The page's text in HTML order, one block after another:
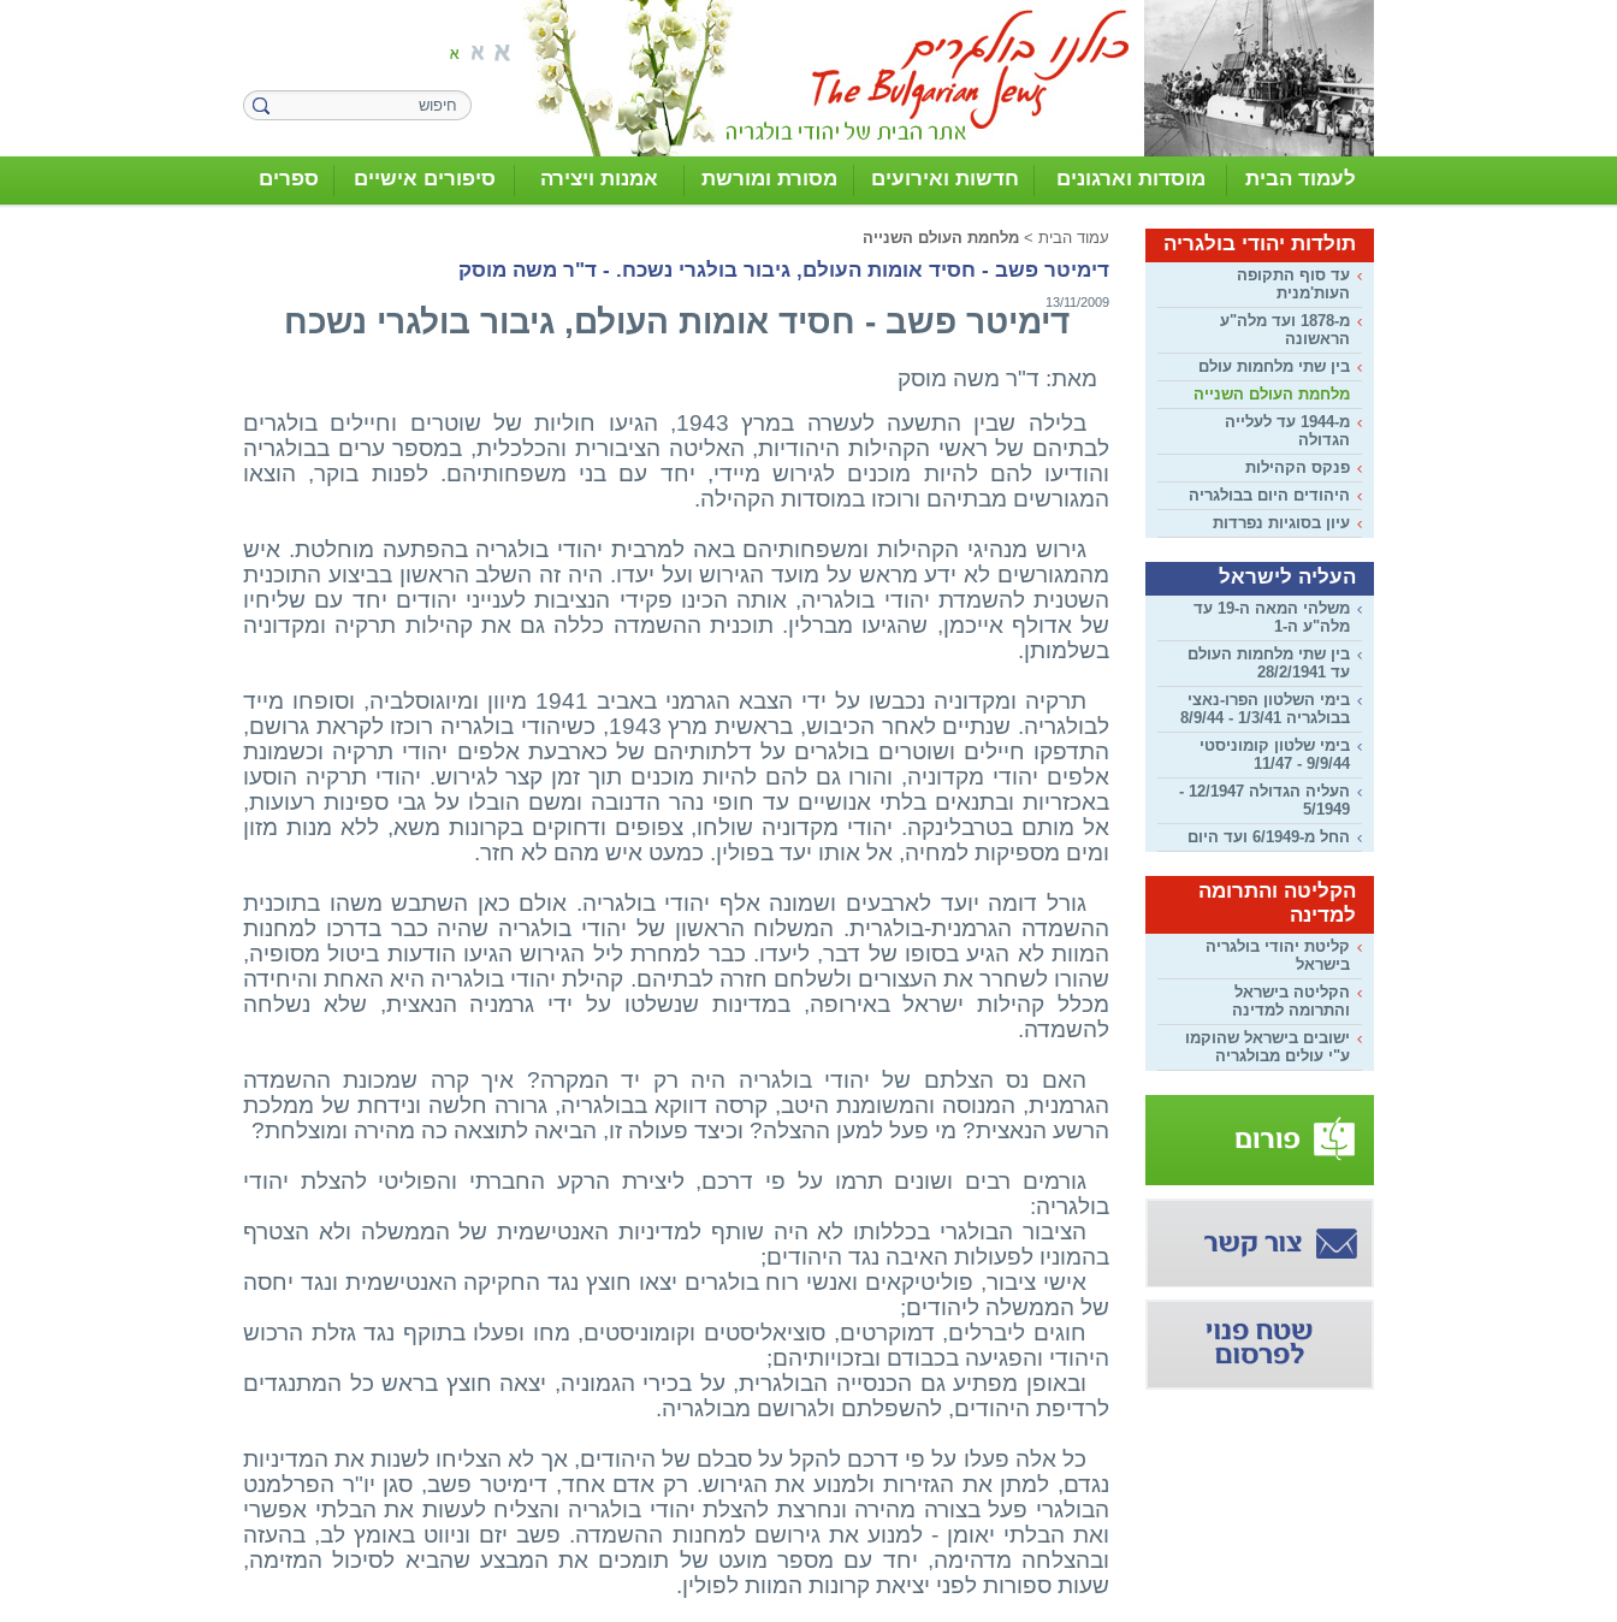
לעמוד הבית מוסדות וארגונים חדשות ואירועים מסורת ומורשת אמנות ויצירה סיפורים אישיים ספרים
תולדות יהודי בולגריה
עד סוף התקופה
העות'מנית
מ-1878 ועד מלה"ע
הראשונה
בין שתי מלחמות עולם
מלחמת העולם השנייה
מ-1944 עד לעלייה
הגדולה
פנקס הקהילות
היהודים היום בבולגריה
עיון בסוגיות נפרדות
העליה לישראל
משלהי המאה ה-19 עד
מלה"ע ה-1
בין שתי מלחמות העולם
עד 28/2/1941
בימי השלטון הפרו-נאצי
בבולגריה 1/3/41 - 8/9/44
בימי שלטון קומוניסטי
9/9/44 - 11/47
העליה הגדולה 12/1947 -
5/1949
החל מ-6/1949 ועד היום
הקליטה והתרומה
למדינה
קליטת יהודי בולגריה
בישראל
הקליטה בישראל
והתרומה למדינה
ישובים בישראל שהוקמו
ע"י עולים מבולגריה
עמוד הבית > מלחמת העולם השנייה
דימיטר פשב - חסיד אומות העולם, גיבור בולגרי נשכח. - ד"ר משה מוסק
13/11/2009
דימיטר פשב - חסיד אומות העולם, גיבור בולגרי נשכח
מאת: ד"ר משה מוסק
בלילה שבין התשעה לעשרה במרץ 1943, הגיעו חוליות של שוטרים וחיילים בולגרים
לבתיהם של ראשי הקהילות היהודיות, האליטה הציבורית והכלכלית, במספר ערים בבולגריה
והודיעו להם להיות מוכנים לגירוש מיידי, יחד עם בני משפחותיהם. לפנות בוקר, הוצאו
המגורשים מבתיהם ורוכזו במוסדות הקהילה.
גירוש מנהיגי הקהילות ומשפחותיהם באה למרבית יהודי בולגריה בהפתעה מוחלטת. איש
מהמגורשים לא ידע מראש על מועד הגירוש ועל יעדו. היה זה השלב הראשון בביצוע התוכנית
השטנית להשמדת יהודי בולגריה, אותה הכינו פקידי הנציבות לענייני יהודים יחד עם שליחיו
של אדולף אייכמן, שהגיעו מברלין. תוכנית ההשמדה כללה גם את קהילות תרקיה ומקדוניה
בשלמותן.
תרקיה ומקדוניה נכבשו על ידי הצבא הגרמני באביב 1941 מיוון ומיוגוסלביה, וסופחו מייד
לבולגריה. שנתיים לאחר הכיבוש, בראשית מרץ 1943, כשיהודי בולגריה רוכזו לקראת גרושם,
התדפקו חיילים ושוטרים בולגרים על דלתותיהם של כארבעת אלפים יהודי תרקיה וכשמונת
אלפים יהודי מקדוניה, והורו גם להם להיות מוכנים תוך זמן קצר לגירוש. יהודי תרקיה הוסעו
באכזריות ובתנאים בלתי אנושיים עד חופי נהר הדנובה ומשם הובלו על גבי ספינות רעועות,
אל מותם בטרבלינקה. יהודי מקדוניה שולחו, צפופים ודחוקים בקרונות משא, ללא מנות מזון
ומים מספיקות למחיה, אל אותו יעד בפולין. כמעט איש מהם לא חזר.
גורל דומה יועד לארבעים ושמונה אלף יהודי בולגריה. אולם כאן השתבש משהו בתוכנית
ההשמדה הגרמנית-בולגרית. המשלוח הראשון של יהודי בולגריה שהיה כבר בדרכו למחנות
המוות לא הגיע בסופו של דבר, ליעדו. כבר למחרת ליל הגירוש הגיעו הודעות ביטול מסופיה,
שהורו לשחרר את העצורים ולשלחם חזרה לבתיהם. קהילת יהודי בולגריה היא האחת והיחידה
מכלל קהילות ישראל באירופה, במדינות שנשלטו על ידי גרמניה הנאצית, שלא נשלחה
להשמדה.
האם נס הצלתם של יהודי בולגריה היה רק יד המקרה? איך קרה שמכונת ההשמדה
הגרמנית, המנוסה והמשומנת היטב, קרסה דווקא בבולגריה, גרורה חלשה ונידחת של ממלכת
הרשע הנאצית? מי פעל למען ההצלה? וכיצד פעולה זו, הביאה לתוצאה כה מהירה ומוצלחת?
גורמים רבים ושונים תרמו על פי דרכם, ליצירת הרקע החברתי והפוליטי להצלת יהודי
בולגריה:
הציבור הבולגרי בכללותו לא היה שותף למדיניות האנטישמית של הממשלה ולא הצטרף
בהמוניו לפעולות האיבה נגד היהודים;
אישי ציבור, פוליטיקאים ואנשי רוח בולגרים יצאו חוצץ נגד החקיקה האנטישמית ונגד יחסה
של הממשלה ליהודים;
חוגים ליברלים, דמוקרטים, סוציאליסטים וקומוניסטים, מחו ופעלו בתוקף נגד גזלת הרכוש
היהודי והפגיעה בכבודם ובזכויותיהם;
ובאופן מפתיע גם הכנסייה הבולגרית, על בכירי הגמוניה, יצאה חוצץ בראש כל המתנגדים
לרדיפת היהודים, להשפלתם ולגרושם מבולגריה.
כל אלה פעלו על פי דרכם להקל על סבלם של היהודים, אך לא הצליחו לשנות את המדיניות
נגדם, למתן את הגזירות ולמנוע את הגירוש. רק אדם אחד, דימיטר פשב, סגן יו"ר הפרלמנט
הבולגרי פעל בצורה מהירה ונחרצת להצלת יהודי בולגריה והצליח לעשות את הבלתי אפשרי
ואת הבלתי יאומן - למנוע את גירושם למחנות ההשמדה. פשב יזם וניווט באומץ לב, בהעזה
ובהצלחה מדהימה, יחד עם מספר מועט של תומכים את המבצע שהביא לסיכול המזימה,
שעות ספורות לפני יציאת קרונות המוות לפולין.